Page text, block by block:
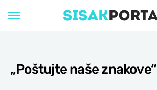
„Poštujte naše znakove“